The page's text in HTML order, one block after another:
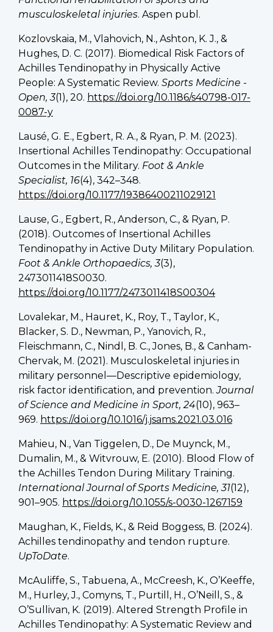
musculoskeletal injuries. Aspen publ.
Kozlovskaia, M., Vlahovich, N., Ashton, K. J., &
Hughes, D. C. (2017). Biomedical Risk Factors of
Achilles Tendinopathy in Physically Active
People: A Systematic Review. Sports Medicine -
Open, 3(1), 20. https://doi.org/10.1186/s40798-017-
0087-y
Lausé, G. E., Egbert, R. A., & Ryan, P. M. (2023).
Insertional Achilles Tendinopathy: Occupational
Outcomes in the Military. Foot & Ankle
Specialist, 16(4), 342–348.
https://doi.org/10.1177/19386400211029121
Lause, G., Egbert, R., Anderson, C., & Ryan, P.
(2018). Outcomes of Insertional Achilles
Tendinopathy in Active Duty Military Population.
Foot & Ankle Orthopaedics, 3(3),
2473011418S0030.
https://doi.org/10.1177/2473011418S00304
Lovalekar, M., Hauret, K., Roy, T., Taylor, K.,
Blacker, S. D., Newman, P., Yanovich, R.,
Fleischmann, C., Nindl, B. C., Jones, B., & Canham-
Chervak, M. (2021). Musculoskeletal injuries in
military personnel—Descriptive epidemiology,
risk factor identification, and prevention.Journal
of Science and Medicine in Sport, 24(10), 963–
969. https://doi.org/10.1016/j.jsams.2021.03.016
Mahieu, N., Van Tiggelen, D., De Muynck, M.,
Dumalin, M., & Witvrouw, E. (2010). Blood Flow of
the Achilles Tendon During Military Training.
International Journal of Sports Medicine, 31(12),
901–905. https://doi.org/10.1055/s-0030-1267159
Maughan, K., Fields, K., & Reid Boggess, B. (2024).
Achilles tendinopathy and tendon rupture.
UpToDate.
McAuliffe, S., Tabuena, A., McCreesh, K., O’Keeffe,
M., Hurley, J., Comyns, T., Purtill, H., O’Neill, S., &
O’Sullivan, K. (2019). Altered Strength Profile in
Achilles Tendinopathy: A Systematic Review and